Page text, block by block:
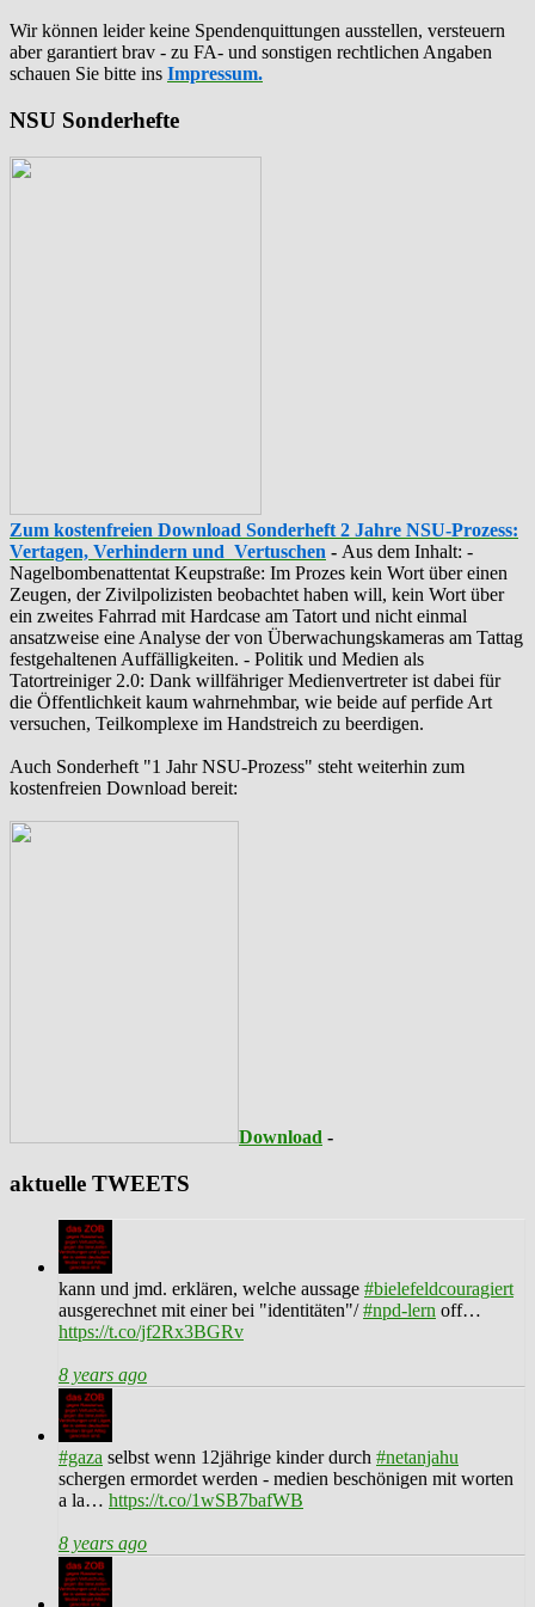
Wir können leider keine Spendenquittungen ausstellen, versteuern
aber garantiert brav - zu FA- und sonstigen rechtlichen Angaben
schauen Sie bitte ins Impressum.
NSU Sonderhefte
Zum kostenfreien Download Sonderheft 2 Jahre NSU-Prozess:
Vertagen, Verhindern und Vertuschen - Aus dem Inhalt: -
‪Nagelbombenattentat‬ ‎Keupstraße‬: Im Prozes kein Wort über einen
Zeugen, der Zivilpolizisten beobachtet haben will, kein Wort über
ein zweites Fahrrad mit Hardcase am Tatort und nicht einmal
ansatzweise eine Analyse der von Überwachungskameras am Tattag
festgehaltenen Auffälligkeiten. - Politik und Medien als
‪Tatortreiniger‬ 2.0: Dank willfähriger Medienvertreter ist dabei für
die Öffentlichkeit kaum wahrnehmbar, wie beide auf perfide Art
versuchen, Teilkomplexe im Handstreich zu beerdigen.
Auch Sonderheft "1 Jahr NSU-Prozess" steht weiterhin zum
kostenfreien Download bereit:
Download -
aktuelle TWEETS
kann und jmd. erklären, welche aussage #bielefeldcouragiert
ausgerechnet mit einer bei "identitäten"/#npd-lern off…
https://t.co/jf2Rx3BGRv
8 years ago
#gaza selbst wenn 12jährige kinder durch #netanjahu
schergen ermordet werden - medien beschönigen mit worten
a la… https://t.co/1wSB7bafWB
8 years ago